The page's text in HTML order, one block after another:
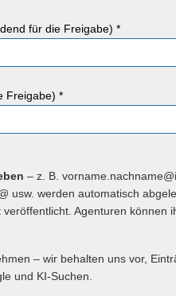
für die Freigabe) *
Freigabe) *
– z. B.
usw. werden automatisch
Agenturen können
– wir behalten uns vor,
und KI-Suchen.